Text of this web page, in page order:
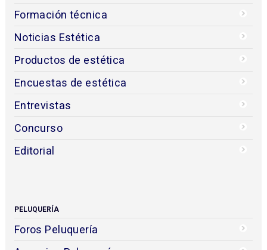
Formación técnica
Noticias Estética
Productos de estética
Encuestas de estética
Entrevistas
Concurso
Editorial
PELUQUERÍA
Foros Peluquería